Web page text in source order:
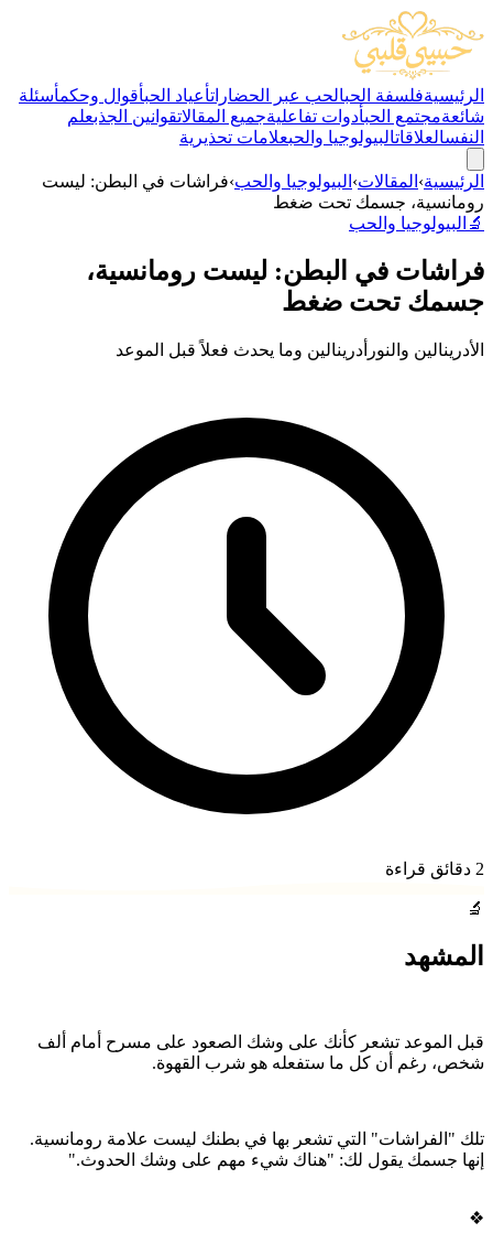
الرئيسيةفلسفة الحبالحب عبر الحضاراتأعياد الحبأقوال وحكمأسئلة
شائعةمجتمع الحبأدوات تفاعليةجميع المقالاتقوانين الجذبعلم
النفسالعلاقاتالبيولوجيا والحبعلامات تحذيرية
الرئيسية› المقالات› البيولوجيا والحب›فراشات في البطن: ليست
رومانسية، جسمك تحت ضغط
🔬 البيولوجيا والحب
فراشات في البطن: ليست رومانسية،
جسمك تحت ضغط
الأدرينالين والنورأدرينالين وما يحدث فعلاً قبل الموعد
2 دقائق قراءة
🔬
المشهد
قبل الموعد تشعر كأنك على وشك الصعود على مسرح أمام ألف
شخص، رغم أن كل ما ستفعله هو شرب القهوة.
تلك "الفراشات" التي تشعر بها في بطنك ليست علامة رومانسية.
إنها جسمك يقول لك: "هناك شيء مهم على وشك الحدوث."
❖